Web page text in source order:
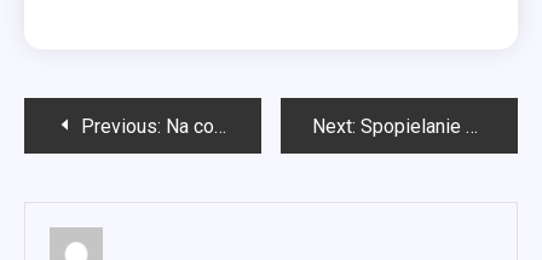
Nawigacja
Previous: Na co wpływa witamina a? Next: Spopielanie zwierząt szczeci